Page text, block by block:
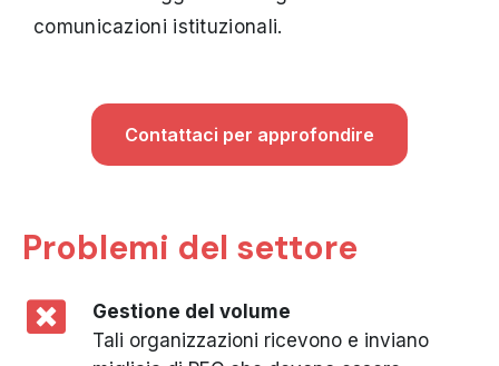
comunicazioni istituzionali.
Contattaci per approfondire
Problemi del settore
Gestione del volume
Tali organizzazioni ricevono e inviano